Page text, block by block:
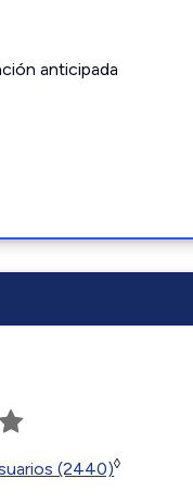
anticipada
(2440)◊